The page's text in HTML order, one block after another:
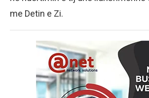
me Detin e Zi.